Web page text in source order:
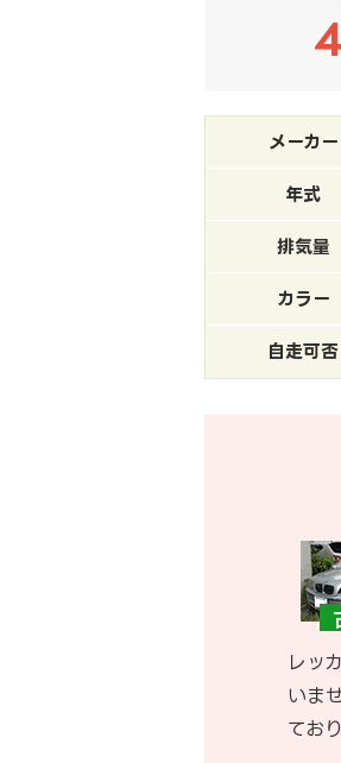
メーカー
年式
排気量
カラー
自走可否
レッ
いま
てお